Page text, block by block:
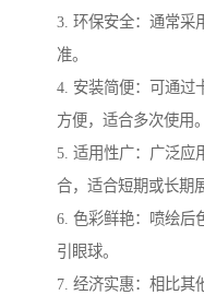
3. 环保安全：通常采
准。
4. 安装简便：可通过
方便，适合多次使用。
5. 适用性广：广泛应
合，适合短期或长期
6. 色彩鲜艳：喷绘后
引眼球。
7. 经济实惠：相比其